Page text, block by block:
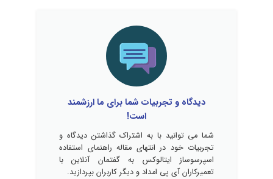
دیدگاه و تجربیات شما برای ما ارزشمند
است!
شما می توانید با به اشتراک گذاشتن دیدگاه و
تجربیات خود در انتهای مقاله راهنمای استفاده
اسپرسوساز ایتالوکس به گفتمان آنلاین با
تعمیرکاران آی پی امداد و دیگر کاربران بپردازید.